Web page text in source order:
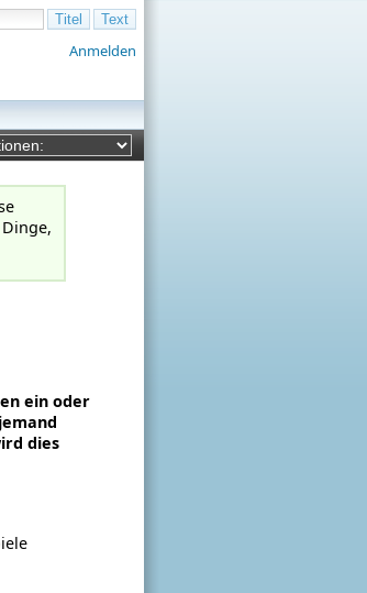
Anmelden
ein oder
dies